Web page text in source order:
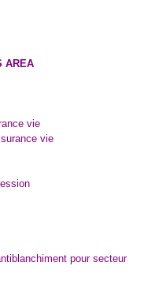
AREA
vie
vie
pour secteur